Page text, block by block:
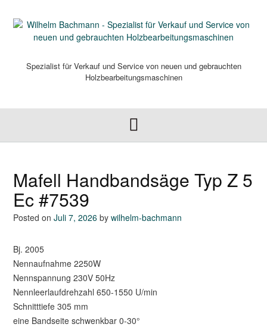
content
Spezialist für Verkauf und Service von neuen und gebrauchten
Holzbearbeitungsmaschinen
Mafell Handbandsäge Typ Z 5
Ec #7539
Posted on Juli 7, 2026 by wilhelm-bachmann
Bj. 2005
Nennaufnahme 2250W
Nennspannung 230V 50Hz
Nennleerlaufdrehzahl 650-1550 U/min
Schnitttiefe 305 mm
eine Bandseite schwenkbar 0-30°